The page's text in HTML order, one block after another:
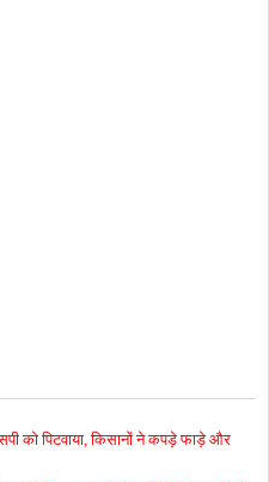
को पिटवाया, किसानों ने कपड़े फाड़े और